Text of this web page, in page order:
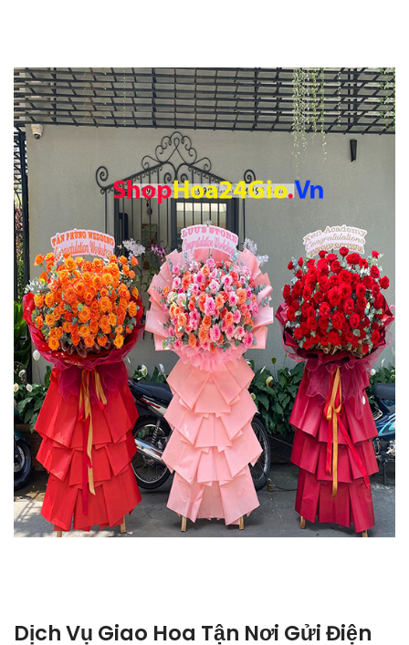
Dịch Vụ Giao Hoa Tận Nơi Gửi Điện